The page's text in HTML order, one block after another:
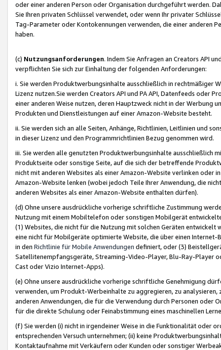
oder einer anderen Person oder Organisation durchgeführt werden.
Sie Ihren privaten Schlüssel verwendet, oder wenn Ihr privater
Tag-Parameter oder Kontokennungen verwenden, die einer anderen
haben.
(c) Nutzungsanforderungen. Indem Sie Anfragen an Creators API
verpflichten Sie sich zur Einhaltung der folgenden Anforderungen:
i. Sie werden Produktwerbungsinhalte ausschließlich in rechtmäßiger
Lizenz nutzen.Sie werden Creators API und PA API, Datenfeeds oder
einer anderen Weise nutzen, deren Hauptzweck nicht in der Werbung
Produkten und Dienstleistungen auf einer Amazon-Website besteht.
ii. Sie werden sich an alle Seiten, Anhänge, Richtlinien, Leitlinien und
in dieser Lizenz und den Programmrichtlinien Bezug genommen wird.
iii. Sie werden alle genutzten Produktwerbungsinhalte ausschließlich
Produktseite oder sonstige Seite, auf die sich der betreffende
nicht mit anderen Websites als einer Amazon-Website verlinken oder
Amazon-Website lenken (wobei jedoch Teile Ihrer Anwendung, die
anderen Websites als einer Amazon-Website enthalten dürfen).
(d) Ohne unsere ausdrückliche vorherige schriftliche Zustimmung
Nutzung mit einem Mobiltelefon oder sonstigen Mobilgerät
(1) Websites, die nicht für die Nutzung mit solchen Geräten
eine nicht für Mobilgeräte optimierte Website, die über einen
in den Richtlinie für Mobile Anwendungen definiert, oder (3)
Satellitenempfangsgeräte, Streaming-Video-Player, Blu-Ray-Player
Cast oder Vizio Internet-Apps).
(e) Ohne unsere ausdrückliche vorherige schriftliche Genehmigung
verwenden, um Produkt-Werbeinhalte zu aggregieren, zu
anderen Anwendungen, die für die Verwendung durch Personen
für die direkte Schulung oder Feinabstimmung eines maschinellen
(f) Sie werden (i) nicht in irgendeiner Weise in die Funktionalität oder
entsprechenden Versuch unternehmen; (ii) keine
Kontaktaufnahme mit Verkäufern oder Kunden oder sonstiger